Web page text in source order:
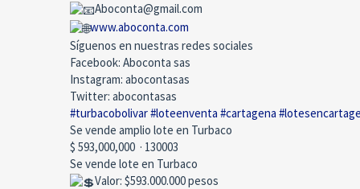
Aboconta@gmail.com
www.aboconta.com
Síguenos en nuestras redes sociales
Facebook: Aboconta sas
Instagram: abocontasas
Twitter: abocontasas
#turbacobolivar#loteenventa #cartagena
Se vende amplio lote en Turbaco
$ 593,000,000 · 130003
Se vende lote en Turbaco
Valor: $593.000.000 pesos